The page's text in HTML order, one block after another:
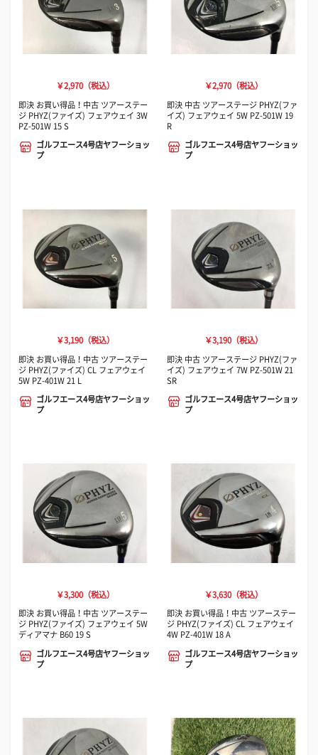
￥2,970（税込）
即決 お買い得品！中古 ツアーステー
ジ PHYZ(ファイズ) フェアウェイ 3W
PZ-501W 15 S
ゴルフエース4号店ヤフーショッ
プ
￥2,970（税込）
即決 中古 ツアーステージ PHYZ(ファ
イズ) フェアウェイ 5W PZ-501W 19
R
ゴルフエース4号店ヤフーショッ
プ
￥3,190（税込）
即決 お買い得品！中古 ツアーステー
ジ PHYZ(ファイズ) CL フェアウェイ
5W PZ-401W 21 L
ゴルフエース4号店ヤフーショッ
プ
￥3,190（税込）
即決 中古 ツアーステージ PHYZ(ファ
イズ) フェアウェイ 7W PZ-501W 21
SR
ゴルフエース4号店ヤフーショッ
プ
￥3,300（税込）
即決 お買い得品！中古 ツアーステー
ジ PHYZ(ファイズ) フェアウェイ 5W
ディアマナ B60 19 S
ゴルフエース4号店ヤフーショッ
プ
￥3,630（税込）
即決 お買い得品！中古 ツアーステー
ジ PHYZ(ファイズ) CL フェアウェイ
4W PZ-401W 18 A
ゴルフエース4号店ヤフーショッ
プ